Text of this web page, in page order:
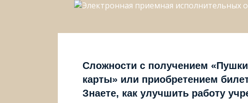
Сложности с получением
карты» или приобретением
Знаете, как улучшить работу